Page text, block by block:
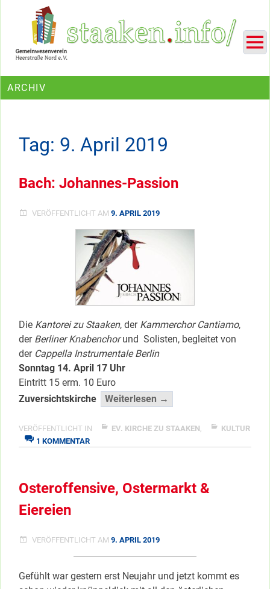
Ein Projekt des Gemeinwesenvereins Heerstraße Nord
ARCHIV
Tag: 9. April 2019
Bach: Johannes-Passion
VERÖFFENTLICHT AM 9. APRIL 2019
Die Kantorei zu Staaken, der Kammerchor Cantiamo,
der Berliner Knabenchorund Solisten, begleitet von
der Cappella Instrumentale Berlin
Sonntag 14. April 17 Uhr
Eintritt 15 erm. 10 Euro
Zuversichtskirche
Weiterlesen →
Passion”
VERÖFFENTLICHT IN EV. KIRCHE ZU STAAKEN
KULTUR
1 KOMMENTARZU
Osteroffensive, Ostermarkt &
Eiereien
VERÖFFENTLICHT AM 9. APRIL 2019
Gefühlt war gestern erst Neujahr und jetzt kommt es